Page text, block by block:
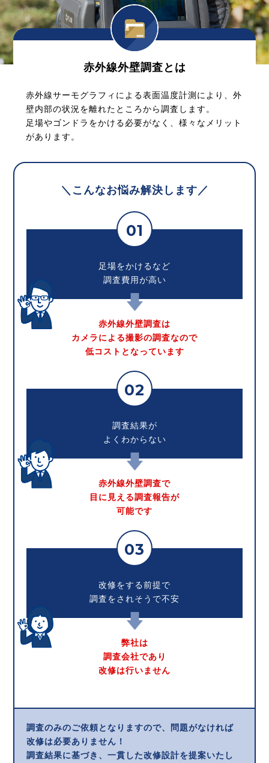
赤外線外壁調査とは
赤外線サーモグラフィによる表面温度計測により、外
壁内部の状況を離れたところから調査します。
足場やゴンドラをかける必要がなく、様々なメリット
があります。
＼こんなお悩み解決します／
01
足場をかけるなど
調査費用が高い
赤外線外壁調査は
カメラによる撮影の調査なので
低コストとなっています
02
調査結果が
よくわからない
赤外線外壁調査で
目に見える調査報告が
可能です
03
改修をする前提で
調査をされそうで不安
弊社は
調査会社であり
改修は行いません
調査のみのご依頼となりますので、問題がなければ
改修は必要ありません！
調査結果に基づき、一貫した改修設計を提案いたし